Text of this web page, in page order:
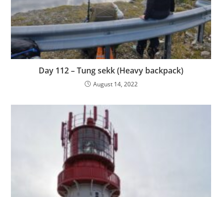
Day 112 – Tung sekk (Heavy backpack)
August 14, 2022